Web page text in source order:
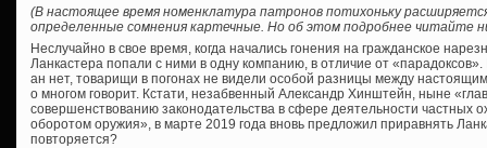
(В настоящее время номенклатура патронов потихоньку
определенные сомнения картечные. Но об этом подробнее читайте
Неслучайно в свое время, когда начались гонения на гражданское
Ланкастера попали с ними в одну компанию, в отличие от
ан нет, товарищи в погонах не видели особой разницы между
о многом говорит. Кстати, незабвенный Александр Хинштейн, ныне
совершенствованию законодательства в сфере деятельности частных
оборотом оружия», в марте 2019 года вновь предложил приравнять
повторяется?